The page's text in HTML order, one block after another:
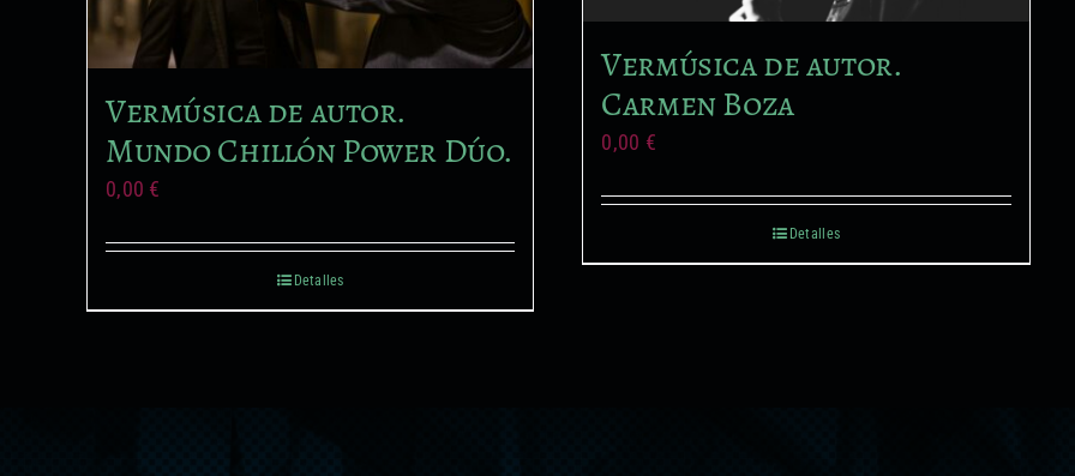
Vermúsica de autor.
Mundo Chillón Power Dúo.
0,00 €
Detalles
Vermúsica de autor.
Carmen Boza
0,00 €
Detalles